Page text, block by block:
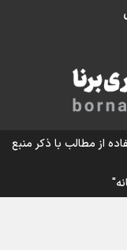
چقدر است؟
از مطالب با ذکر منبع